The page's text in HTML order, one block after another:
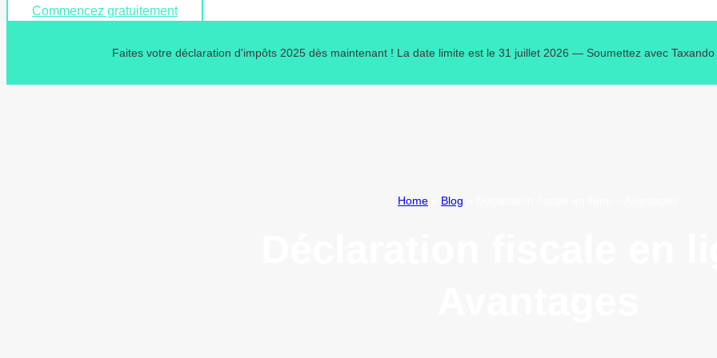
Commencez gratuitement
Faites votre déclaration d'impôts 2025 dès maintenant ! La date limite est le 31 juillet 2026 — Soumettez avec
Home Blog